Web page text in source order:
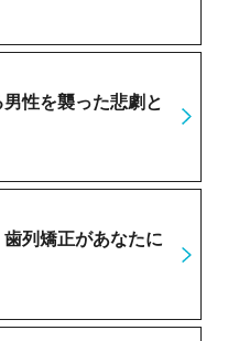
性を襲った悲劇と
列矯正があなたに